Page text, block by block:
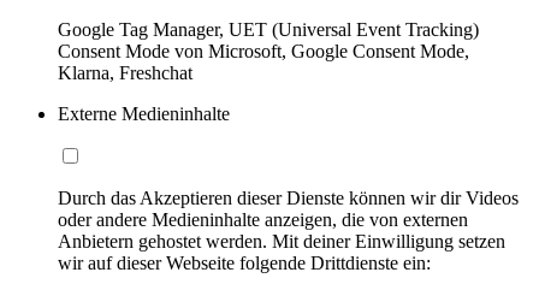
Google Tag Manager, UET (Universal Event Tracking)
Consent Mode von Microsoft, Google Consent Mode,
Klarna, Freshchat
Externe Medieninhalte
Durch das Akzeptieren dieser Dienste können wir dir Videos
oder andere Medieninhalte anzeigen, die von externen
Anbietern gehostet werden. Mit deiner Einwilligung setzen
wir auf dieser Webseite folgende Drittdienste ein: